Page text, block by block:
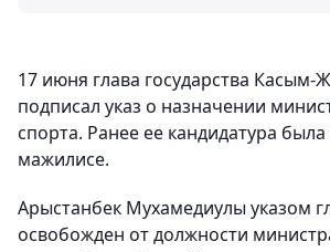
17 июня глава государства Касым-
подписал указ о назначении
спорта. Ранее ее кандидатура была
мажилисе.
Арыстанбек Мухамедиулы указом
освобожден от должности